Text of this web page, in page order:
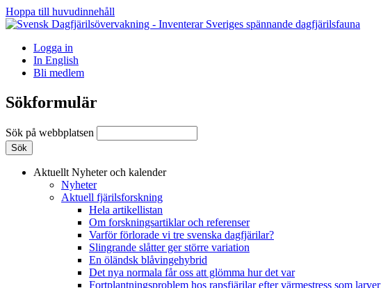
Hoppa till huvudinnehåll
Logga in
In English
Bli medlem
Sökformulär
Sök på webbplatsen
Aktuellt Nyheter och kalender
Nyheter
Aktuell fjärilsforskning
Hela artikellistan
Om forskningsartiklar och referenser
Varför förlorade vi tre svenska dagfjärilar?
Slingrande slåtter ger större variation
En öländsk blåvingehybrid
Det nya normala får oss att glömma hur det var
Fortplantningsproblem hos rapsfjärilar efter värmestress som larver